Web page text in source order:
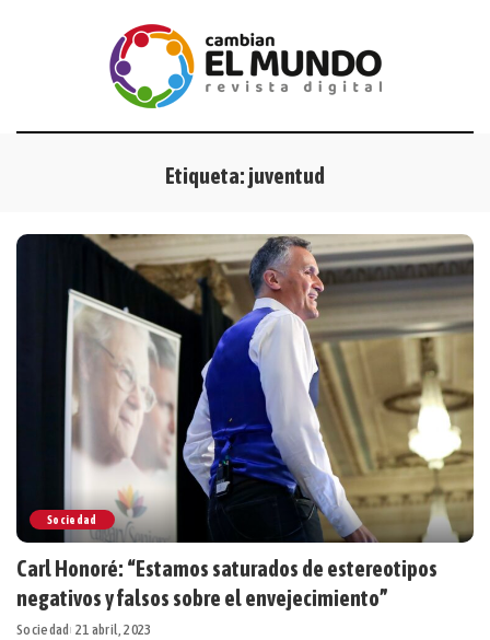
Etiqueta: juventud
Sociedad
Carl Honoré: “Estamos saturados de estereotipos
negativos y falsos sobre el envejecimiento”
Sociedad 21 abril, 2023